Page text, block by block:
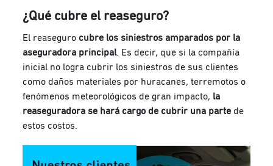
¿Qué cubre el reaseguro?
El reasegurocubre los siniestros amparados por la
aseguradora principal. Es decir, que si la compañía
inicial no logra cubrir los siniestros de sus clientes
como daños materiales por huracanes, terremotos o
fenómenos meteorológicos de gran impacto, la
reaseguradora se hará cargo de cubrir una parte de
estos costos.